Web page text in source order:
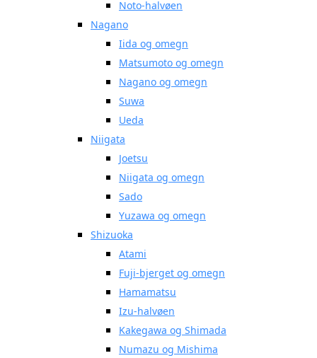
Noto-halvøen
Nagano
Iida og omegn
Matsumoto og omegn
Nagano og omegn
Suwa
Ueda
Niigata
Joetsu
Niigata og omegn
Sado
Yuzawa og omegn
Shizuoka
Atami
Fuji-bjerget og omegn
Hamamatsu
Izu-halvøen
Kakegawa og Shimada
Numazu og Mishima